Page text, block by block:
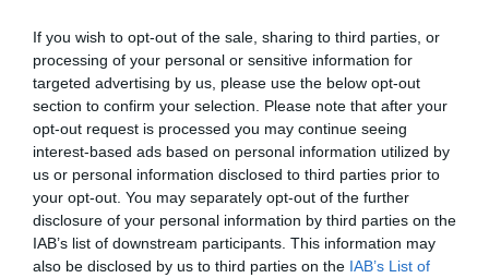
If you wish to opt-out of the sale, sharing to third parties, or
processing of your personal or sensitive information for
targeted advertising by us, please use the below opt-out
section to confirm your selection. Please note that after your
opt-out request is processed you may continue seeing
interest-based ads based on personal information utilized by
us or personal information disclosed to third parties prior to
your opt-out. You may separately opt-out of the further
disclosure of your personal information by third parties on the
IAB’s list of downstream participants. This information may
also be disclosed by us to third parties on the IAB’s List of